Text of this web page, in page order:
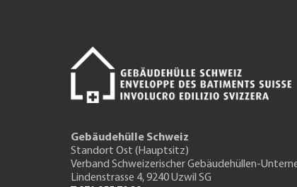
Gebäudehülle Schweiz
Standort Ost (Hauptsitz)
Verband Schweizerischer Gebäudehüllen-
Lindenstrasse 4, 9240 Uzwil SG